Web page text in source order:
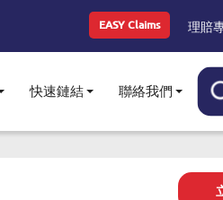
Top Menu
EASY Claims 理賠
Toggle submenu
快速鏈結
Toggle submenu
聯絡我們